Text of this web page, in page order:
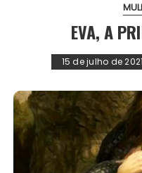
EVA, A
15 de julho de 2021